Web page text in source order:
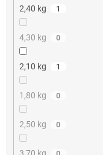
2,40 kg 1
4,30 kg 0
2,10 kg 1
1,80 kg 0
2,50 kg 0